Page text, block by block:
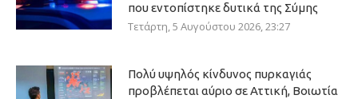
που εντοπίστηκε δυτικά της Σύμης
Τετάρτη, 5 Αυγούστου 2026, 23:27
Πολύ υψηλός κίνδυνος πυρκαγιάς
προβλέπεται αύριο σε Αττική, Βοιωτία